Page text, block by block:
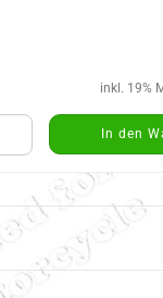
inkl. 19%
In den